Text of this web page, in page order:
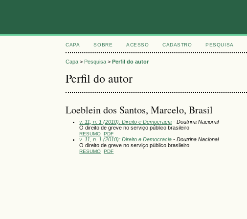
CAPA SOBRE ACESSO CADASTRO PESQUISA
Capa > Pesquisa >Perfil do autor
Perfil do autor
Loeblein dos Santos, Marcelo, Brasil
v. 11, n. 1 (2010): Direito e Democracia - Doutrina Nacional
O direito de greve no serviço público brasileiro
RESUMO PDF
v. 11, n. 1 (2010): Direito e Democracia - Doutrina Nacional
O direito de greve no serviço público brasileiro
RESUMO PDF